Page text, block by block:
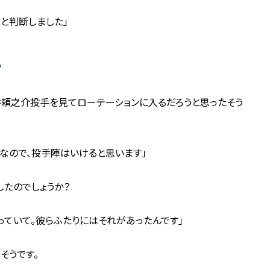
判断しました」
之介投手を見てローテーションに入るだろうと思ったそう
で、投手陣はいけると思います」
のでしょうか？
いて。彼らふたりにはそれがあったんです」
うです。